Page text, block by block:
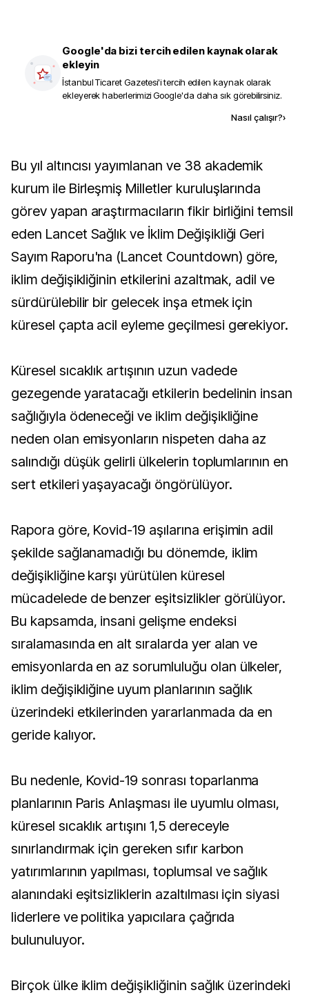
Google'da bizi tercih edilen kaynak olarak
ekleyin
İstanbul Ticaret Gazetesi'i tercih edilen kaynak olarak
ekleyerek haberlerimizi Google'da daha sık görebilirsiniz.
Nasıl çalışır?›
Bu yıl altıncısı yayımlanan ve 38 akademik
kurum ile Birleşmiş Milletler kuruluşlarında
görev yapan araştırmacıların fikir birliğini temsil
eden Lancet Sağlık ve İklim Değişikliği Geri
Sayım Raporu'na (Lancet Countdown) göre,
iklim değişikliğinin etkilerini azaltmak, adil ve
sürdürülebilir bir gelecek inşa etmek için
küresel çapta acil eyleme geçilmesi gerekiyor.
Küresel sıcaklık artışının uzun vadede
gezegende yaratacağı etkilerin bedelinin insan
sağlığıyla ödeneceği ve iklim değişikliğine
neden olan emisyonların nispeten daha az
salındığı düşük gelirli ülkelerin toplumlarının en
sert etkileri yaşayacağı öngörülüyor.
Rapora göre, Kovid-19 aşılarına erişimin adil
şekilde sağlanamadığı bu dönemde, iklim
değişikliğine karşı yürütülen küresel
mücadelede de benzer eşitsizlikler görülüyor.
Bu kapsamda, insani gelişme endeksi
sıralamasında en alt sıralarda yer alan ve
emisyonlarda en az sorumluluğu olan ülkeler,
iklim değişikliğine uyum planlarının sağlık
üzerindeki etkilerinden yararlanmada da en
geride kalıyor.
Bu nedenle, Kovid-19 sonrası toparlanma
planlarının Paris Anlaşması ile uyumlu olması,
küresel sıcaklık artışını 1,5 dereceyle
sınırlandırmak için gereken sıfır karbon
yatırımlarının yapılması, toplumsal ve sağlık
alanındaki eşitsizliklerin azaltılması için siyasi
liderlere ve politika yapıcılara çağrıda
bulunuluyor.
Birçok ülke iklim değişikliğinin sağlık üzerindeki